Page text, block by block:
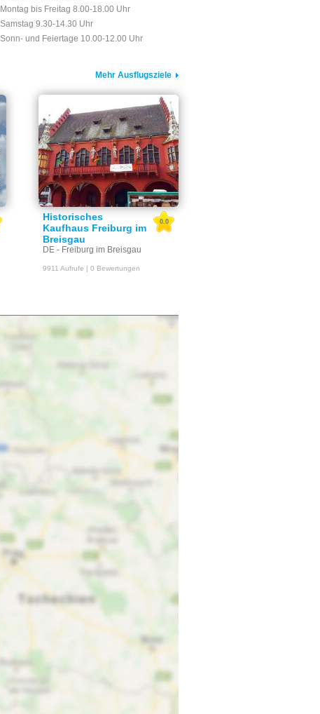
Montag bis Freitag 8.00-18.00 Uhr
Samstag 9.30-14.30 Uhr
Sonn- und Feiertage 10.00-12.00 Uhr
Mehr Ausflugsziele
Historisches
Kaufhaus Freiburg im
Breisgau
DE - Freiburg im Breisgau
0.0
9911 Aufrufe | 0 Bewertungen